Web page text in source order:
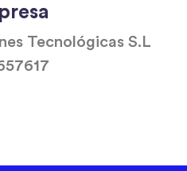
Tecnológicas S.L